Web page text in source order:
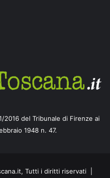
2016 del Tribunale di Firenze ai
1948 n. 47.
Tutti i diritti riservati |